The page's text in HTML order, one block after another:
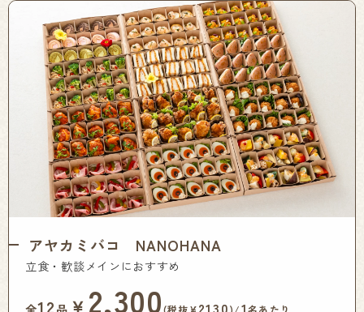
アヤカミバコ NANOHANA
立食・歓談メインにおすすめ
全12 品 ￥ 2,300(税抜¥2130)/1名あたり